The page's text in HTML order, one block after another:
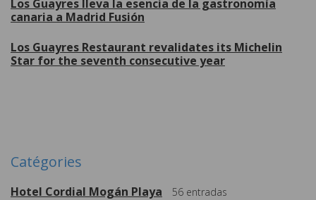
Los Guayres lleva la esencia de la gastronomía
canaria a Madrid Fusión
Los Guayres Restaurant revalidates its Michelin
Star for the seventh consecutive year
Catégories
Hotel Cordial Mogán Playa 56 entradas